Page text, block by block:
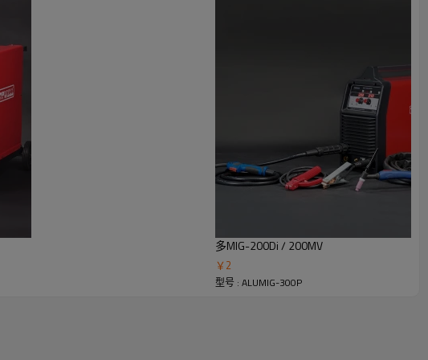
线速度增加/减小，电弧电压也增加/减少以保持恒定的焊接电弧。
液滴的传递通过电弧发生，每个脉冲一个液滴。
多MIG-200Di / 200MV
￥ 2
型号 : ALUMIG-300P